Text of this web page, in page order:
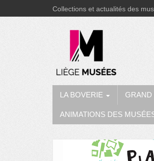
Collections et actualités des
LA BOVERIE GRAND
ANIMATIONS DES